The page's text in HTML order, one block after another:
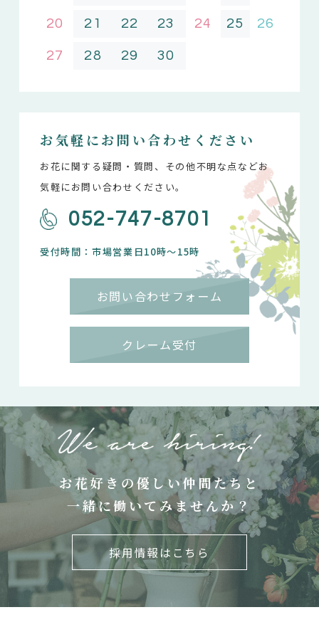
20 21 22 23 24 25 26
27 28 29 30
お気軽にお問い合わせください
お花に関する疑問・質問、その他不明な点などお
気軽にお問い合わせください。
052-747-8701
受付時間：市場営業日10時～15時
お問い合わせフォーム
クレーム受付
お花好きの優しい仲間たちと
一緒に働いてみませんか？
採用情報はこちら